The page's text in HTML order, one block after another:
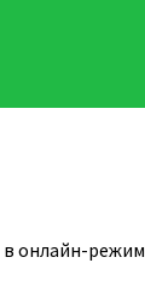
в онлайн-